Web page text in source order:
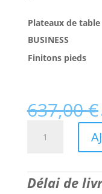
Plateaux de table
BUSINESS
Finitons pieds
637,00€
conférence
Délai de